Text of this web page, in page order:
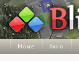
Home Info